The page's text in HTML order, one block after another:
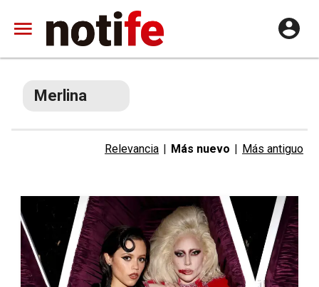
Merlina
Relevancia | Más nuevo | Más antiguo